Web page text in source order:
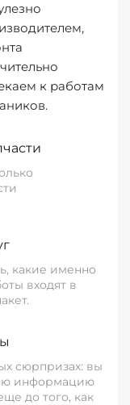
к работам
какие именно
входят в
сюрпризах: вы
информацию
до того, как